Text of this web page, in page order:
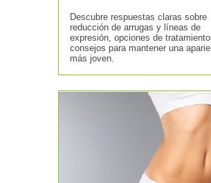
Descubre respuestas claras sobre
reducción de arrugas y líneas de
expresión, opciones de
consejos para mantener una
más joven.